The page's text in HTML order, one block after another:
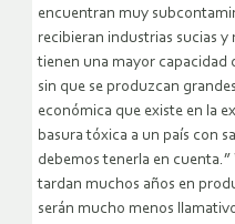
encuentran muy
recibieran industrias sucias
tienen una mayor capacidad
sin que se produzcan
económica que existe en la
basura tóxica a un país con
debemos tenerla en
tardan muchos años en
serán mucho menos